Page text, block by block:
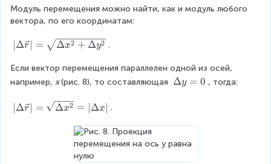
\
v
c
r
}
1
el
t
a
\
v
e
c
r
r
_
2
x
}
r
y
=
_
2
_
}
x
y
Модуль перемещения можно найти, как и модуль любого
вектора, по его координатам:
\
ft
|
D
el
Δr = Δx2 + Δy2 .
Если вектор перемещения параллелен одной из осей,
например, х (рис. 8), то составляющая \
y
Δy = 0 , тогда:
|∣Δr∣ = Δx2 = ∣Δx∣ .